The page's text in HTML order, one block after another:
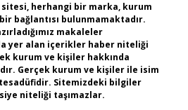
herhangi bir marka, kurum
bağlantısı bulunmamaktadır.
makaleler
yer alan içerikler haber niteliği
kurum ve kişiler hakkında
Gerçek kurum ve kişiler ile isim
Sitemizdeki bilgiler
niteliği taşımazlar.